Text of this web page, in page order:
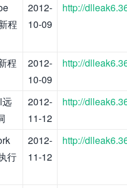
程
2012-
10-09
http://
程
2012-
10-09
http://
2012-
11-12
http://
行
2012-
11-12
http://